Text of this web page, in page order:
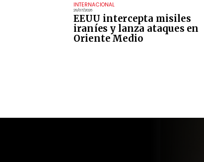
INTERNACIONAL
29/07/2026
EEUU intercepta misiles
iraníes y lanza ataques en
Oriente Medio